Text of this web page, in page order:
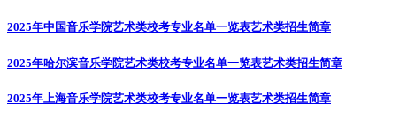
2025年中国音乐学院艺术类校考专业名单一览表艺术类招生简章
2025年哈尔滨音乐学院艺术类校考专业名单一览表艺术类招生简章
2025年上海音乐学院艺术类校考专业名单一览表艺术类招生简章